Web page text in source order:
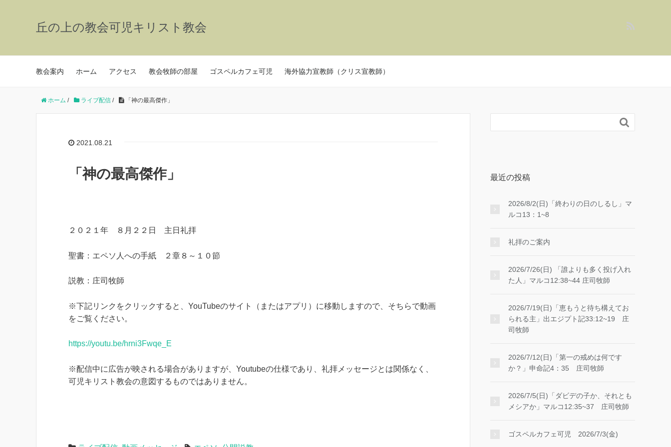
丘の上の教会可児キリスト教会
教会案内 ホーム アクセス 教会牧師の部屋 ゴスペルカフェ可児 海外協力宣教師（クリス宣教師）
ホーム / ライブ配信 / 「神の最高傑作」
2021.08.21
「神の最高傑作」
２０２１年 ８月２２日 主日礼拝
聖書：エペソ人への手紙 ２章８～１０節
説教：庄司牧師
※下記リンクをクリックすると、YouTubeのサイト（またはアプリ）に移動しますので、そちらで動画
をご覧ください。
https://youtu.be/hrni3Fwqe_E
※配信中に広告が映される場合がありますが、Youtubeの仕様であり、礼拝メッセージとは関係なく、
可児キリスト教会の意図するものではありません。

最近の投稿
2026/8/2(日)「終わりの日のしるし」マ
ルコ13：1~8
礼拝のご案内
2026/7/26(日) 「誰よりも多く投げ入れ
た人」マルコ12:38~44 庄司牧師
2026/7/19(日)「恵もうと待ち構えてお
られる主」出エジプト記33:12~19 庄
司牧師
2026/7/12(日)「第一の戒めは何です
か？」申命記4：35 庄司牧師
2026/7/5(日)「ダビデの子か、それとも
メシアか」マルコ12:35~37 庄司牧師
ゴスペルカフェ可児 2026/7/3(金)